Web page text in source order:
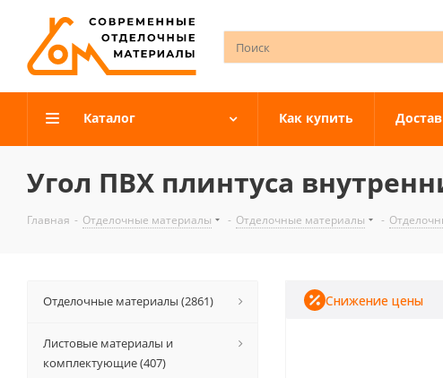
Каталог Как купить
Угол ПВХ плинтуса
Главная - Отделочные материалы - Отделочные материалы -
Снижение цены
Отделочные материалы (2861)
Листовые материалы и
комплектующие (407)